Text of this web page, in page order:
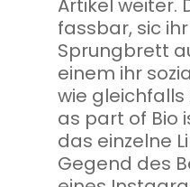
Artikel weiter.
fassbar, sic
Sprungbrett
einem ihr
wie gleichfalls
as part of Bio
das einzelne
Gegend des